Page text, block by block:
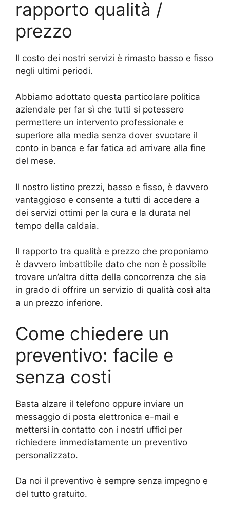
rapporto qualità /
prezzo
Il costo dei nostri servizi è rimasto basso e fisso
negli ultimi periodi.
Abbiamo adottato questa particolare politica
aziendale per far sì che tutti si potessero
permettere un intervento professionale e
superiore alla media senza dover svuotare il
conto in banca e far fatica ad arrivare alla fine
del mese.
Il nostro listino prezzi, basso e fisso, è davvero
vantaggioso e consente a tutti di accedere a
dei servizi ottimi per la cura e la durata nel
tempo della caldaia.
Il rapporto tra qualità e prezzo che proponiamo
è davvero imbattibile dato che non è possibile
trovare un’altra ditta della concorrenza che sia
in grado di offrire un servizio di qualità così alta
a un prezzo inferiore.
Come chiedere un
preventivo: facile e
senza costi
Basta alzare il telefono oppure inviare un
messaggio di posta elettronica e-mail e
mettersi in contatto con i nostri uffici per
richiedere immediatamente un preventivo
personalizzato.
Da noi il preventivo è sempre senza impegno e
del tutto gratuito.